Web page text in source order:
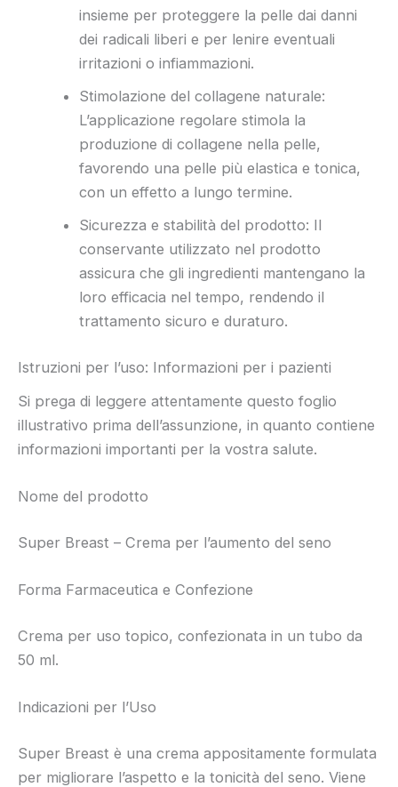
insieme per proteggere la pelle dai danni
dei radicali liberi e per lenire eventuali
irritazioni o infiammazioni.
Stimolazione del collagene naturale:
L’applicazione regolare stimola la
produzione di collagene nella pelle,
favorendo una pelle più elastica e tonica,
con un effetto a lungo termine.
Sicurezza e stabilità del prodotto: Il
conservante utilizzato nel prodotto
assicura che gli ingredienti mantengano la
loro efficacia nel tempo, rendendo il
trattamento sicuro e duraturo.
Istruzioni per l’uso: Informazioni per i pazienti
Si prega di leggere attentamente questo foglio
illustrativo prima dell’assunzione, in quanto contiene
informazioni importanti per la vostra salute.
Nome del prodotto
Super Breast – Crema per l’aumento del seno
Forma Farmaceutica e Confezione
Crema per uso topico, confezionata in un tubo da
50 ml.
Indicazioni per l’Uso
Super Breast è una crema appositamente formulata
per migliorare l’aspetto e la tonicità del seno. Viene